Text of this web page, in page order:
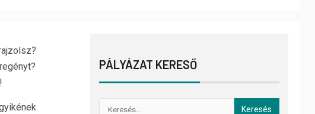
PÁLYÁZAT KERESŐ